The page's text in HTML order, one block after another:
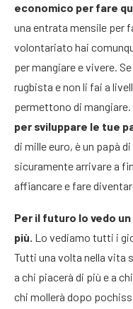
economico per fare
una entrata mensile per
volontariato hai
per mangiare e vivere.
rugbista e non li fai a
permettono di mangiare.
per sviluppare le tue
di mille euro, è un papà
sicuramente arrivare a
affiancare e fare
Per il futuro lo vedo
più. Lo vediamo tutti i
Tutti una volta nella vita
a chi piacerà di più e a
chi mollerà dopo